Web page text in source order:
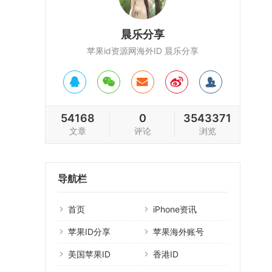
晨乐分享
苹果id资源网海外ID 晨乐分享
54168
文章
0
评论
3543371
浏览
导航栏
首页 iPhone资讯
苹果ID分享 苹果海外账号
美国苹果ID 香港ID